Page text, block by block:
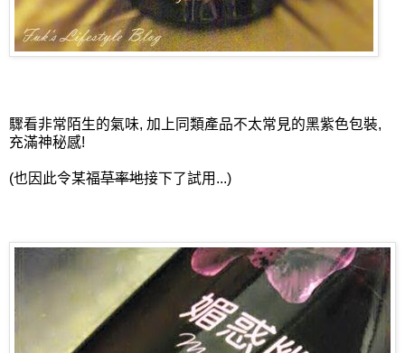
驟看非常陌生的氣味, 加上同類產品不太常見的黑紫色包裝,
充滿神秘感!
(也因此令某福草率地接下了試用...)